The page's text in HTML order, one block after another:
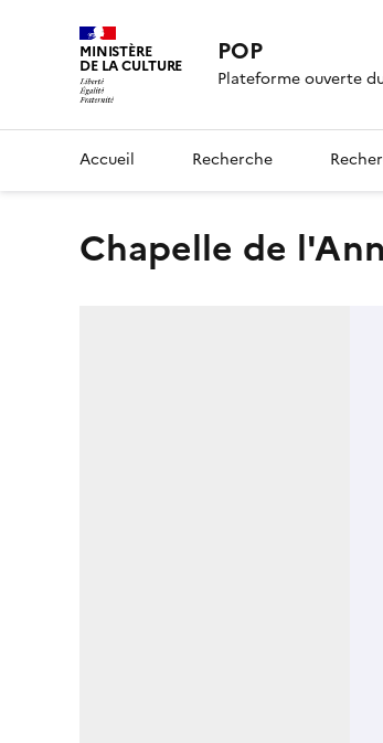
MINISTÈRE
DE LA CULTURE POP
Plateforme ouverte
Accueil Recherche
chapelle de